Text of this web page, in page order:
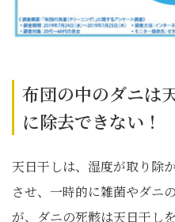
布団の中のダニは
に除去できない！
天日干しは、湿度が取り除
させ、一時的に雑菌やダニ
が、ダニの死骸は天日干し